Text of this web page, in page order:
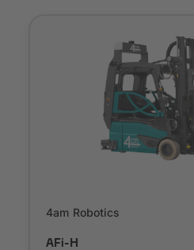
4am Robotics
AFi-H